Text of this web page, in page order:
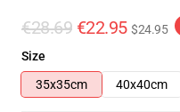
€28.69 €22.95 $24.95
Size
35x35cm
40x40cm